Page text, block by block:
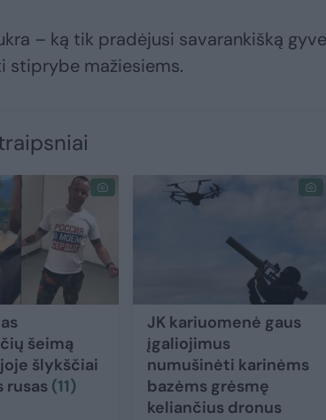
– ką tik pradėjusi savarankišką
stiprybe mažiesiems.
šeimą
šlykščiai
rusas (11)
JK kariuomenė gaus
įgaliojimus
numušinėti karinėms
bazėms grėsmę
keliančius dronus